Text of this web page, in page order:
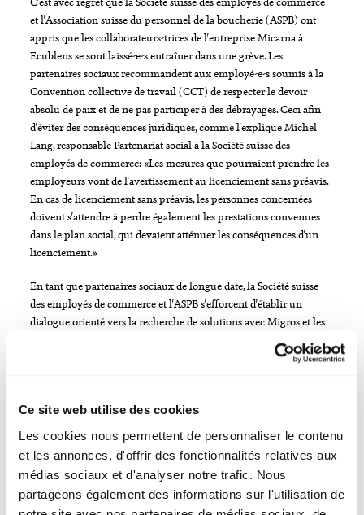
Ce site web utilise des cookies
Les cookies nous permettent de personnaliser le contenu
et les annonces, d'offrir des fonctionnalités relatives aux
médias sociaux et d'analyser notre trafic. Nous
partageons également des informations sur l'utilisation de
et l'Association suisse du personnel de la boucherie (ASPB) ont
appris que les collaborateurs-trices de l'entreprise Micarna à
Ecublens se sont laissé-e-s entraîner dans une grève. Les
partenaires sociaux recommandent aux employé-e-s soumis à la
Convention collective de travail (CCT) de respecter le devoir
absolu de paix et de ne pas participer à des débrayages. Ceci afin
d'éviter des conséquences juridiques, comme l'explique Michel
Lang, responsable Partenariat social à la Société suisse des
employés de commerce: «Les mesures que pourraient prendre les
employeurs vont de l'avertissement au licenciement sans préavis.
En cas de licenciement sans préavis, les personnes concernées
doivent s'attendre à perdre également les prestations convenues
dans le plan social, qui devaient atténuer les conséquences d'un
licenciement.»
En tant que partenaires sociaux de longue date, la Société suisse
des employés de commerce et l'ASPB s'efforcent d'établir un
dialogue orienté vers la recherche de solutions avec Migros et les
employé-e-s concerné-e-s. «Nous nous engageons activement
La Société suisse des employés de commerce et l'ASPB regrettent la
d'emplois qui en découlent. Dans le cadre du partenariat social,
Migros a informé préalablement les partenaires sociaux externes
et internes. Les mesures prévues pour atténuer les conséquences
de cette suppression de postes sont réglées aussi bien dans la CCT